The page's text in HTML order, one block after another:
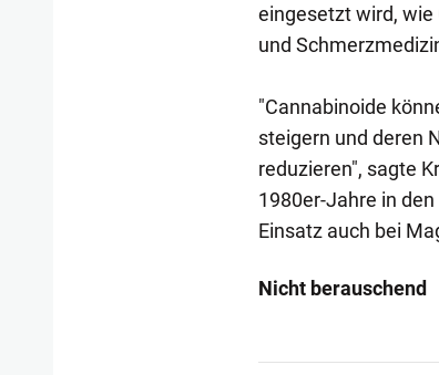
eingesetzt wird, wie
und
"Cannabinoide
steigern und deren
reduzieren", sagte
1980er-Jahre in
Einsatz auch bei
Nicht berauschend